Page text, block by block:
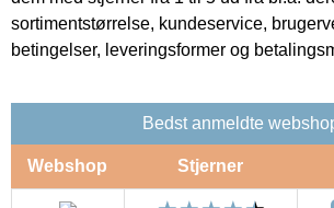
sortimentstørrelse, kundeservice,
betingelser, leveringsformer og
Bedst anmeldte
Webshop Stjerner